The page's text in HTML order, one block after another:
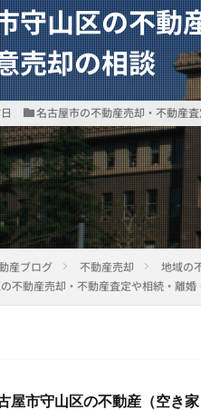
守山区の不動
売却の相談
名古屋市の不動産売却・不動産査
産ブログ 不動産売却 地域の
不動産売却・不動産査定や相続・離婚
屋市守山区の不動産（空き